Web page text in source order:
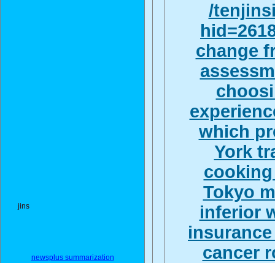
jins
newsplus summarization
/
change
which
York
Tokyo
inferior
cancer